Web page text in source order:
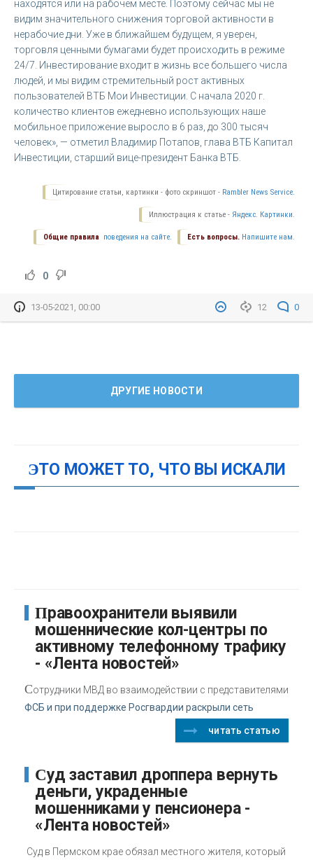
находятся или на рабочем месте. Поэтому сейчас мы не
видим значительного снижения торговой активности в
нерабочие дни. Уже в ближайшем будущем, я уверен,
торговля ценными бумагами будет происходить в режиме
24/7. Инвестирование входит в жизнь все большего числа
людей, и мы видим стремительный рост активных
пользователей ВТБ Мои Инвестиции. С начала 2020 г.
количество клиентов ежедневно использующих наше
мобильное приложение выросло в 6 раз, до 300 тысяч
человек», — отметил Владимир Потапов, глава ВТБ Капитал
Инвестиции, старший вице-президент Банка ВТБ.
Цитирование статьи, картинки - фото скриншот - Rambler News Service.
Иллюстрация к статье - Яндекс. Картинки.
Есть вопросы. Напишите нам.
Общие правила поведения на сайте.
0
12 0
13-05-2021, 00:00
ДРУГИЕ НОВОСТИ
ЭТО МОЖЕТ ТО, ЧТО ВЫ ИСКАЛИ
Правоохранители выявили
мошеннические кол-центры по
активному телефонному трафику
- «Лента новостей»
Сотрудники МВД во взаимодействии с представителями
ФСБ и при поддержке Росгвардии раскрыли сеть
читать статью
Суд заставил дроппера вернуть
деньги, украденные
мошенниками у пенсионера -
«Лента новостей»
Суд в Пермском крае обязал местного жителя, который